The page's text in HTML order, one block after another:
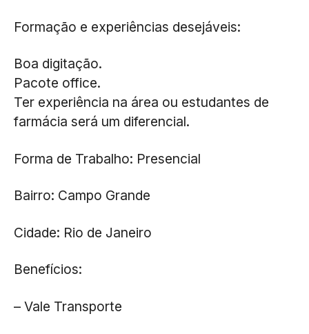
Formação e experiências desejáveis:
Boa digitação.
Pacote office.
Ter experiência na área ou estudantes de
farmácia será um diferencial.
Forma de Trabalho: Presencial
Bairro: Campo Grande
Cidade: Rio de Janeiro
Benefícios:
– Vale Transporte